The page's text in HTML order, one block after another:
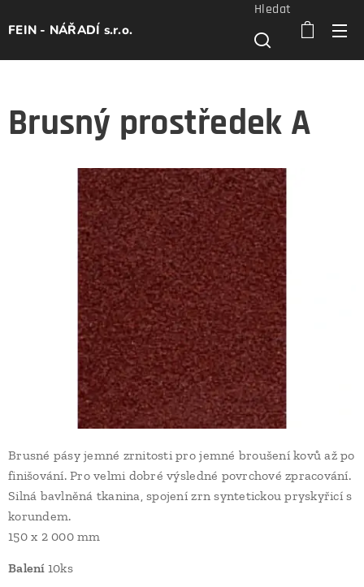
FEIN - NÁŘADÍ s.r.o.
Hledat
Brusný prostředek A
Brusné pásy jemné zrnitosti pro jemné broušení kovů až po
finišování. Pro velmi dobré výsledné povrchové zpracování.
Silná bavlněná tkanina, spojení zrn syntetickou pryskyřicí s
korundem.
150 x 2 000 mm
Balení 10ks